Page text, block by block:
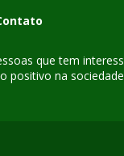
que tem
na